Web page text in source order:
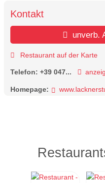
Kontakt
unverb.
Restaurant auf der Karte
Telefon: +39 047...
Homepage: